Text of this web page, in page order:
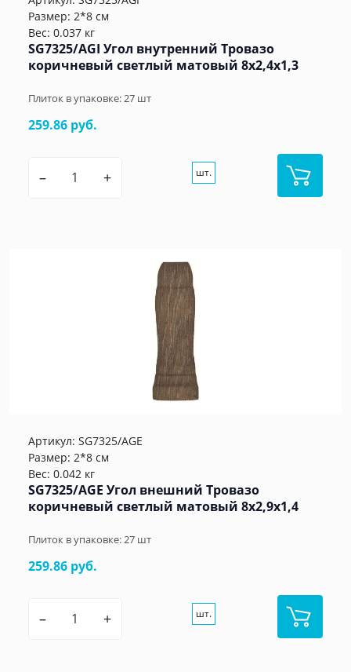
Размер: 2*8 см
Вес: 0.037 кг
SG7325/AGI Угол внутренний Тровазо
коричневый светлый матовый 8x2,4x1,3
Плиток в упаковке:27 шт
259.86 руб.
– + шт.
Артикул: SG7325/AGE
Размер: 2*8 см
Вес: 0.042 кг
SG7325/AGE Угол внешний Тровазо
коричневый светлый матовый 8x2,9x1,4
Плиток в упаковке:27 шт
259.86 руб.
– + шт.